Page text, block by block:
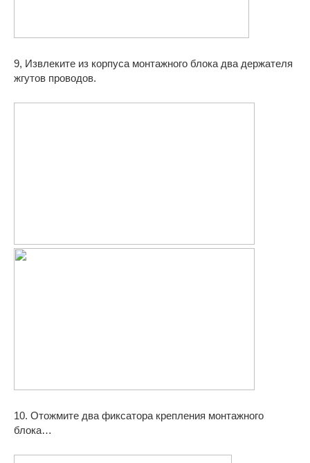
9, Извлеките из корпуса монтажного блока два держателя
жгутов проводов.
10. Отожмите два фиксатора крепления монтажного
блока…